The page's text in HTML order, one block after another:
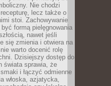
Nie chodzi
lecz także o
stoi. Zachowywanie
formą pielęgnowania
nawet jeśli
się zmienia i otwiera na
warto docenić rolę
Dzisiejszy dostęp do
świata sprawia, że
i łączyć odmienne
włoska, azjatycka,